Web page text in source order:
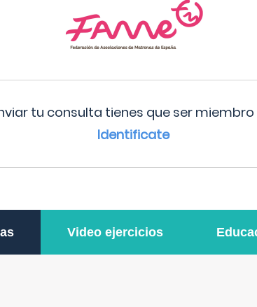
tu consulta tienes que ser miembro
Identificate
Video ejercicios